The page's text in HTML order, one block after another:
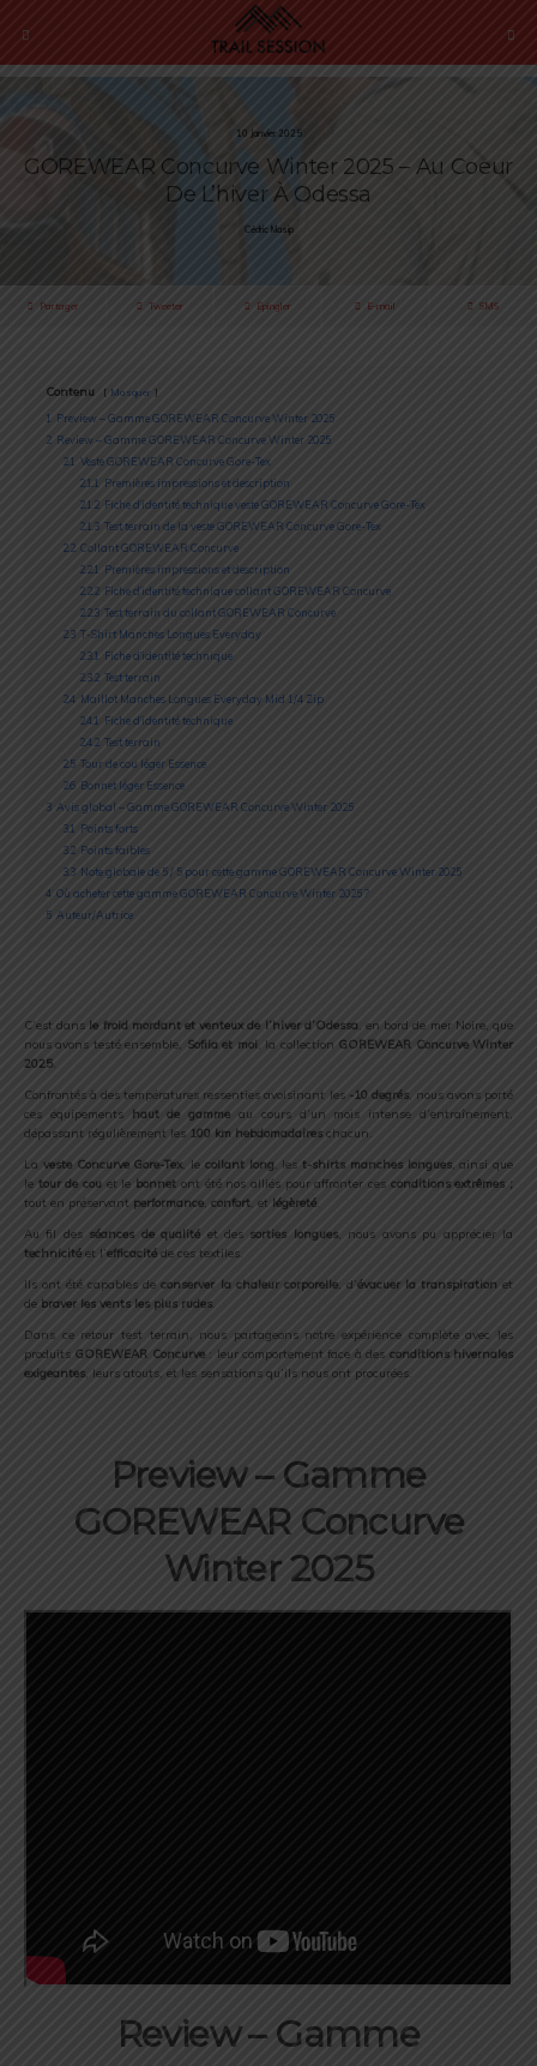
10 Janvier 2025
GOREWEAR Concurve Winter 2025 – Au Coeur
De L’hiver À Odessa
Cédric Masip
Partager Tweeter Épingler E-mail SMS
Contenu Masquer
1
Preview – Gamme GOREWEAR Concurve Winter 2025
2 Review – Gamme GOREWEAR Concurve Winter 2025
2.1 Veste GOREWEAR Concurve Gore-Tex
2.1.1
Premières impressions et description
2.1.2 Fiche d’identité technique veste GOREWEAR Concurve Gore-Tex
2.1.3 Test terrain de la veste GOREWEAR Concurve Gore-Tex
2.2 Collant GOREWEAR Concurve
2.2.1
Premières impressions et description
2.2.2 Fiche d’identité technique collant GOREWEAR Concurve
2.2.3 Test terrain du collant GOREWEAR Concurve
2.3 T-Shirt Manches Longues Everyday
2.3.1
Fiche d’identité technique
2.3.2 Test terrain
2.4 Maillot Manches Longues Everyday Mid 1/4 Zip
2.4.1
Fiche d’identité technique
2.4.2 Test terrain
2.5 Tour de cou léger Essence
2.6 Bonnet léger Essence
3 Avis global – Gamme GOREWEAR Concurve Winter 2025
3.1
Points forts
3.2 Points faibles
3.3 Note globale de 5 / 5 pour cette gamme GOREWEAR Concurve Winter 2025
4 Où acheter cette gamme GOREWEAR Concurve Winter 2025 ?
5 Auteur/Autrice
C’est dans le froid mordant et venteux de l’hiver d’Odessa, en bord de mer Noire, que
nous avons testé ensemble, Sofiia et moi, la collection GOREWEAR Concurve Winter
2025.
Confrontés à des températures ressenties avoisinant les -10 degrés, nous avons porté
ces équipements
haut de gamme au cours d’un mois intense d’entraînement,
dépassant régulièrement les 100 km hebdomadaires chacun.
La veste Concurve Gore-Tex, le collant long, les t-shirts manches longues, ainsi que
le tour de cou et le bonnet ont été nos alliés pour affronter ces conditions extrêmes ;
tout en préservant performance, confort, et légèreté.
Au fil des séances de qualité et des sorties longues, nous avons pu apprécier la
technicité et l’efficacité de ces textiles.
Ils ont été capables deconserver la chaleur corporelle, d’évacuer la transpirationet
de braver les vents les plus rudes.
Dans ce retour test terrain, nous partageons notre expérience complète avec les
produits GOREWEAR Concurve: leur comportement face à des conditions hivernales
exigeantes , leurs atouts, et les sensations qu’ils nous ont procurées.
Preview – Gamme
GOREWEAR Concurve
Winter 2025
Review – Gamme